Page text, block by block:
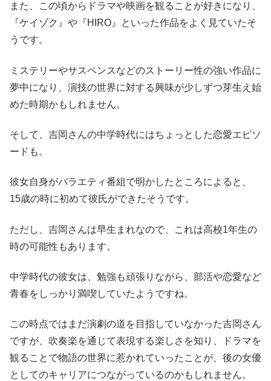
また、この頃からドラマや映画を観ることが好きになり、
『ケイゾク』や『HIRO』といった作品をよく見ていたそ
うです。
ミステリーやサスペンスなどのストーリー性の強い作品に
夢中になり、演技の世界に対する興味が少しずつ芽生え始
めた時期かもしれません。
そして、吉岡さんの中学時代にはちょっとした恋愛エピソ
ードも。
彼女自身がバラエティ番組で明かしたところによると、
15歳の時に初めて彼氏ができたそうです。
ただし、吉岡さんは早生まれなので、これは高校1年生の
時の可能性もあります。
中学時代の彼女は、勉強も頑張りながら、部活や恋愛など
青春をしっかり満喫していたようですね。
この時点ではまだ演劇の道を目指していなかった吉岡さん
ですが、吹奏楽を通じて表現する楽しさを知り、ドラマを
観ることで物語の世界に惹かれていったことが、後の女優
としてのキャリアにつながっているのかもしれません。